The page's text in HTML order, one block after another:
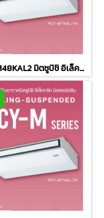
PCY-M48KAL2 มิตซูบิชิ อิเล็คทริค มิตเตอร์สลิม MITSUBISHI ELECTRIC แบบแขวนใต้ฝ้า รุ่น Ceiling Suspended Inverter M-Series R-32 ขนาด 48,109BTU #5 รีโมทไร้สาย 2026 (เฉพาะเครื่อง)